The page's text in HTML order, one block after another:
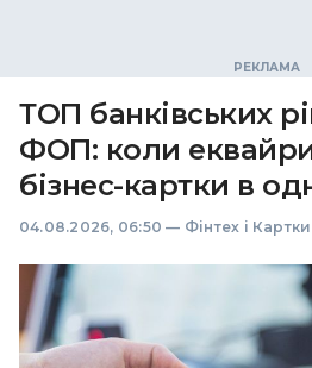
ТОП банківських
ФОП: коли
бізнес-картки в
04.08.2026, 06:50 — Фінтех і Картки